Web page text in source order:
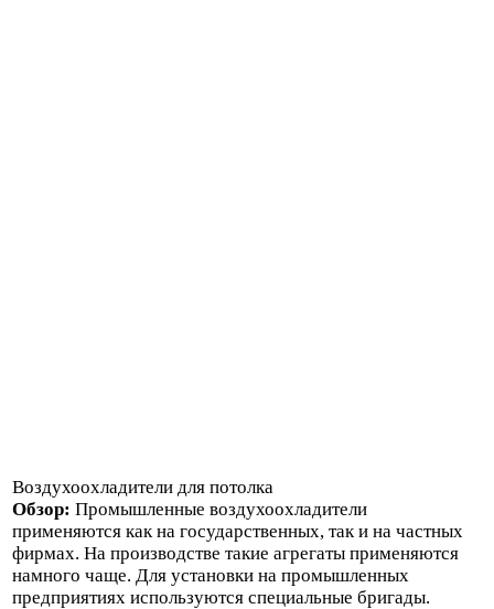
Воздухоохладители для потолка
Обзор: Промышленные воздухоохладители
применяются как на государственных, так и на частных
фирмах. На производстве такие агрегаты применяются
намного чаще. Для установки на промышленных
предприятиях используются специальные бригады.